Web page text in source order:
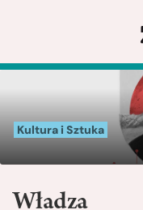
Kultura i Sztuka
Władza